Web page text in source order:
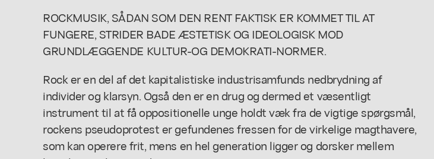
ROCKMUSIK, SÅDAN SOM DEN RENT FAKTISK ER KOMMET TIL AT
FUNGERE, STRIDER BADE ÆSTETISK OG IDEOLOGISK MOD
GRUNDLÆGGENDE KULTUR-OG DEMOKRATI-NORMER.
Rock er en del af det kapitalistiske industrisamfunds nedbrydning af
individer og klarsyn. Også den er en drug og dermed et væsentligt
instrument til at få oppositionelle unge holdt væk fra de vigtige spørgsmål,
rockens pseudoprotest er gefundenes fressen for de virkelige magthavere,
som kan operere frit, mens en hel generation ligger og dorsker mellem